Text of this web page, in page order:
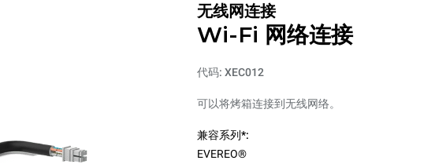
无线网连接
Wi-Fi 网络连接
代码: XEC012
可以将烤箱连接到无线网络。
兼容系列*:
EVEREO®